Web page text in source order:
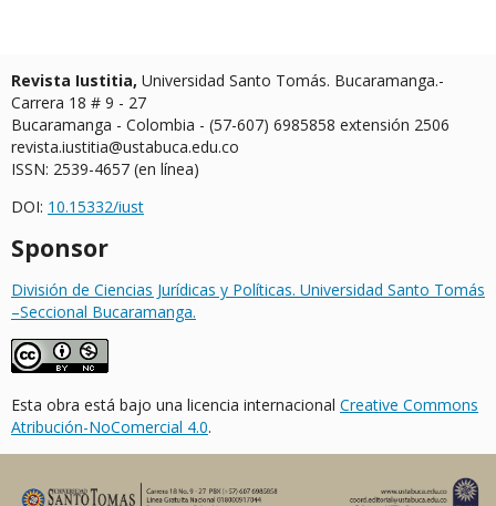
Revista Iustitia, Universidad Santo Tomás. Bucaramanga.-
Carrera 18 # 9 - 27
Bucaramanga - Colombia - (57-607) 6985858 extensión 2506
revista.iustitia@ustabuca.edu.co
ISSN: 2539-4657 (en línea)
DOI: 10.15332/iust
Sponsor
División de Ciencias Jurídicas y Políticas. Universidad Santo Tomás
–Seccional Bucaramanga.
Esta obra está bajo una licencia internacional Creative Commons
Atribución-NoComercial 4.0.